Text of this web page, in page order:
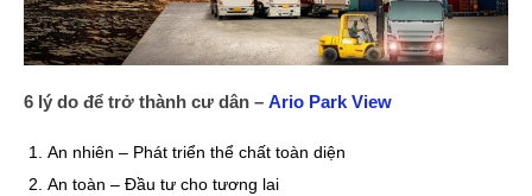
6 lý do để trở thành cư dân – Ario Park View
An nhiên – Phát triển thể chất toàn diện
An toàn – Đầu tư cho tương lai